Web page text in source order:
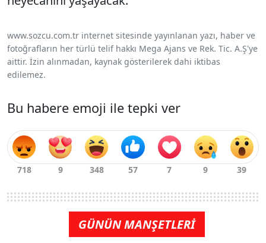
www.sozcu.com.tr internet sitesinde yayınlanan yazı, haber ve
fotoğrafların her türlü telif hakkı Mega Ajans ve Rek. Tic. A.Ş'ye
aittir. İzin alınmadan, kaynak gösterilerek dahi iktibas
edilemez.
Bu habere emoji ile tepki ver
GÜNÜN MANŞETLERİ